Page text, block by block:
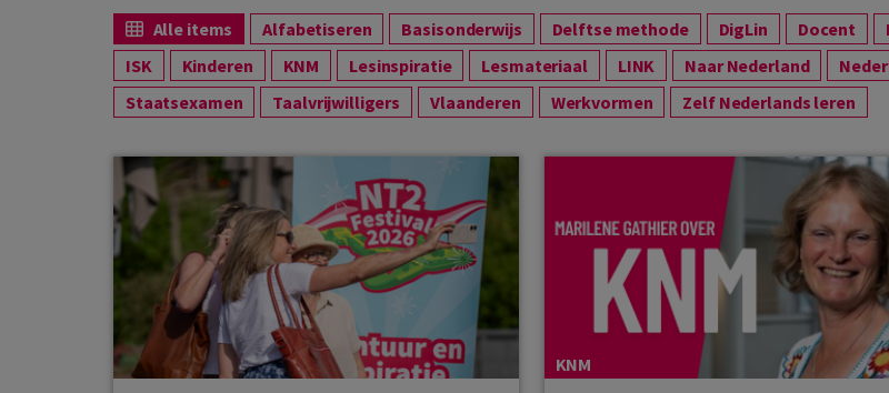
Alle items Alfabetiseren Basisonderwijs Delftse methode DigLin Docent
ISK
Kinderen KNM Lesinspiratie Lesmateriaal LINK Naar Nederland
Staatsexamen
Taalvrijwilligers Vlaanderen Werkvormen Zelf Nederlands leren
KNM